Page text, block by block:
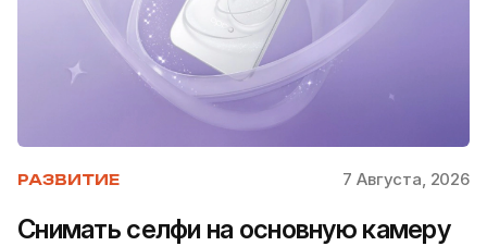
РАЗВИТИЕ 7 Августа, 2026
Снимать селфи на основную камеру